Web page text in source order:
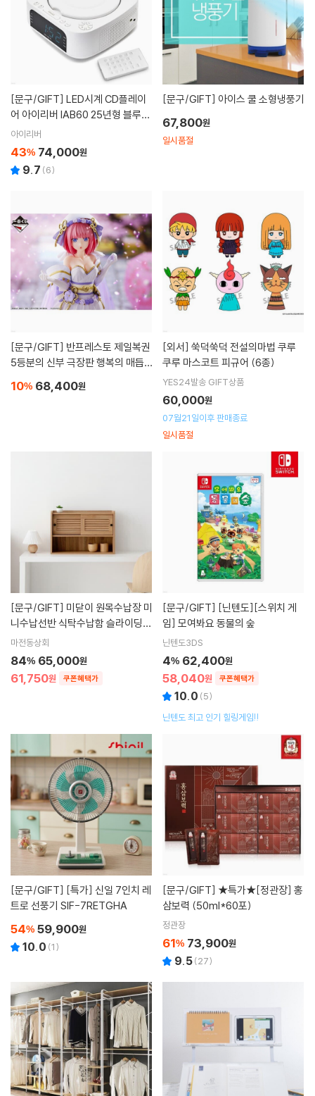
[문구/GIFT]
어 아이리버 IAB60 25년형 블루투
스 IN OUT
아이리버
43% 74,000원
9.7 (6)
[문구/GIFT] 아이스 쿨 소형냉풍기
67,800원
일시품절
[문구/GIFT]
5등분의 신부 극장판 행복의 매듭 B
10% 68,400원
[외서]
쿠루 마스코트 피규어 (6종)
YES24발송 GIFT상품
60,000원
07월21일이후 판매종료
일시품절
[문구/GIFT]
니수납선반 식탁수납함 슬라이딩선
반 주방보조선반
마전동상회
61,750원 쿠폰혜택가
84% 65,000원
[문구/GIFT]
임] 모여봐요 동물의 숲
닌텐도3DS
58,040원 쿠폰혜택가
4% 62,400원
10.0 (5)
닌텐도 최고 인기 힐링게임!!
[문구/GIFT]
트로 선풍기 SIF-7RETGHA
54% 59,900원
10.0 (1)
[문구/GIFT]
삼보력 (50ml*60포)
정관장
61% 73,900원
9.5(27)